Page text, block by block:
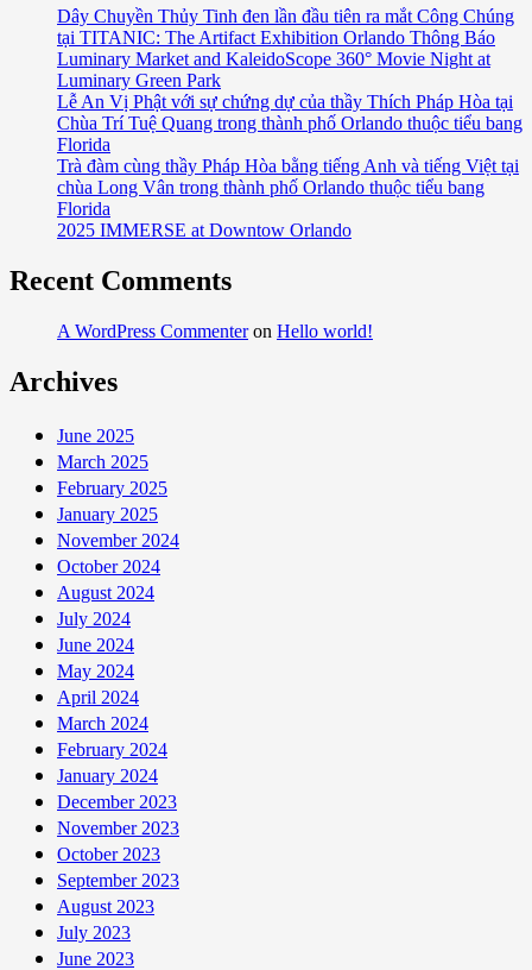
cuộc
thi
sơ
bộ
Miss
America
2024
Dây Chuyền Thủy Tinh đen lần đầu tiên ra mắt Công Chúng
tại TITANIC: The Artifact Exhibition Orlando Thông Báo
Luminary Market and KaleidoScope 360° Movie Night at
Luminary Green Park
Lễ An Vị Phật với sự chứng dự của thầy Thích Pháp Hòa tại
Chùa Trí Tuệ Quang trong thành phố Orlando thuộc tiểu bang
Florida
Trà đàm cùng thầy Pháp Hòa bằng tiếng Anh và tiếng Việt tại
chùa Long Vân trong thành phố Orlando thuộc tiểu bang
Florida
2025 IMMERSE at Downtow Orlando
Recent Comments
A WordPress Commenteron Hello world!
Archives
June 2025
March 2025
February 2025
January 2025
November 2024
October 2024
August 2024
July 2024
June 2024
May 2024
April 2024
March 2024
February 2024
January 2024
December 2023
November 2023
October 2023
September 2023
August 2023
July 2023
June 2023